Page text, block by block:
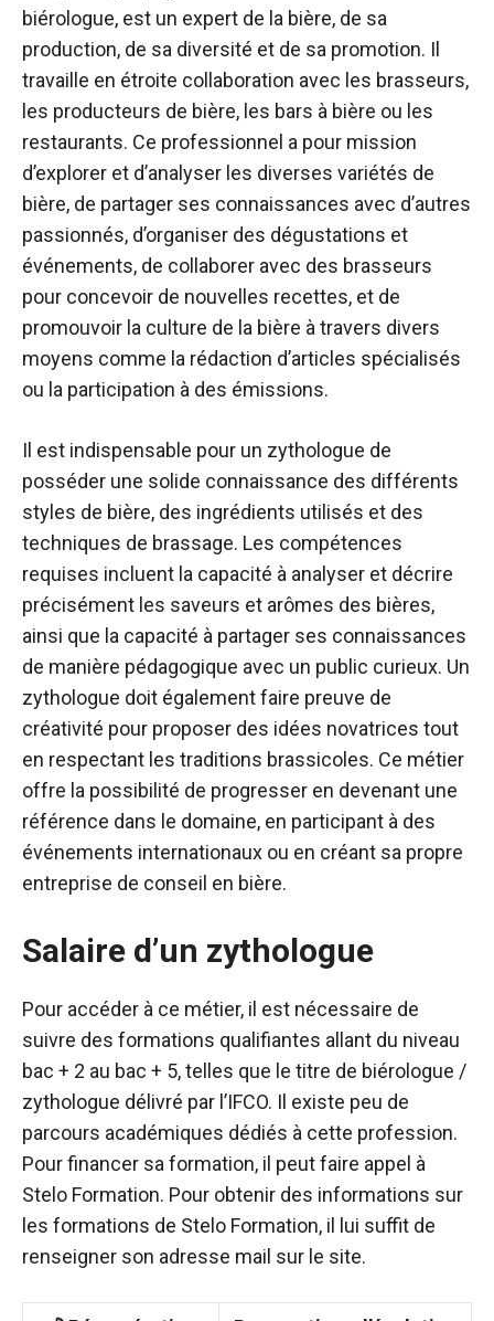
biérologue, est un expert de la bière, de sa
production, de sa diversité et de sa promotion. Il
travaille en étroite collaboration avec les brasseurs,
les producteurs de bière, les bars à bière ou les
restaurants. Ce professionnel a pour mission
d’explorer et d’analyser les diverses variétés de
bière, de partager ses connaissances avec d’autres
passionnés, d’organiser des dégustations et
événements, de collaborer avec des brasseurs
pour concevoir de nouvelles recettes, et de
promouvoir la culture de la bière à travers divers
moyens comme la rédaction d’articles spécialisés
ou la participation à des émissions.
Il est indispensable pour un zythologue de
posséder une solide connaissance des différents
styles de bière, des ingrédients utilisés et des
techniques de brassage. Les compétences
requises incluent la capacité à analyser et décrire
précisément les saveurs et arômes des bières,
ainsi que la capacité à partager ses connaissances
de manière pédagogique avec un public curieux. Un
zythologue doit également faire preuve de
créativité pour proposer des idées novatrices tout
en respectant les traditions brassicoles. Ce métier
offre la possibilité de progresser en devenant une
référence dans le domaine, en participant à des
événements internationaux ou en créant sa propre
entreprise de conseil en bière.
Salaire d’un zythologue
Pour accéder à ce métier, il est nécessaire de
suivre des formations qualifiantes allant du niveau
bac + 2 au bac + 5, telles que le titre de biérologue /
zythologue délivré par l’IFCO. Il existe peu de
parcours académiques dédiés à cette profession.
Pour financer sa formation, il peut faire appel à
Stelo Formation. Pour obtenir des informations sur
les formations de Stelo Formation, il lui suffit de
renseigner son adresse mail sur le site.